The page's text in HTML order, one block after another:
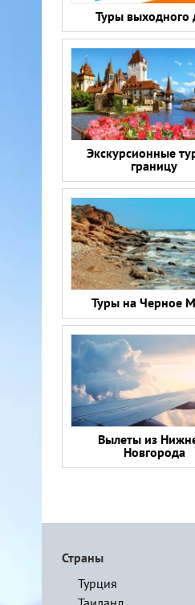
Туры выходного
Экскурсионные
границу
Туры на Черное
Вылеты из
Новгорода
Страны
Турция